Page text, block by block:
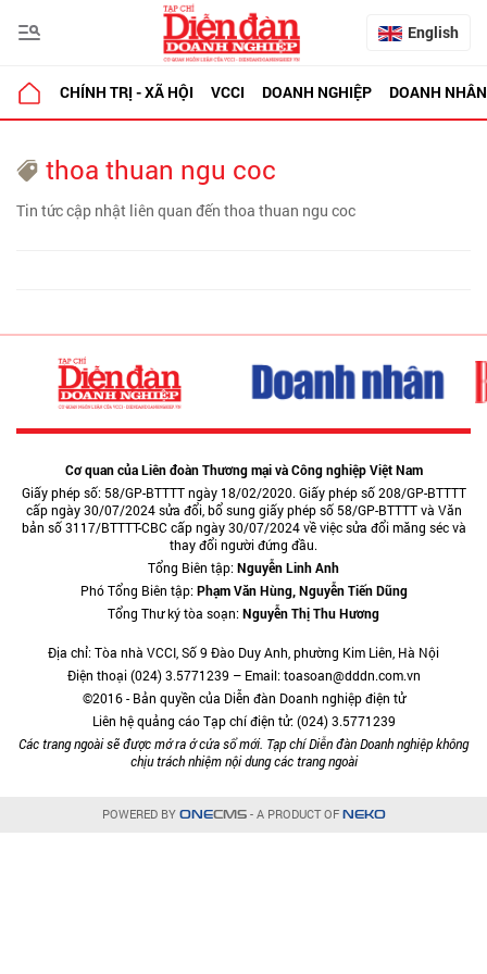
English
CHÍNH TRỊ - XÃ HỘI VCCI DOANH NGHIỆP DOANH NHÂN
thoa thuan ngu coc
Tin tức cập nhật liên quan đến thoa thuan ngu coc
Cơ quan của Liên đoàn Thương mại và Công nghiệp Việt Nam
Giấy phép số: 58/GP-BTTTT ngày 18/02/2020. Giấy phép số 208/GP-BTTTT
cấp ngày 30/07/2024 sửa đổi, bổ sung giấy phép số 58/GP-BTTTT và Văn
bản số 3117/BTTTT-CBC cấp ngày 30/07/2024 về việc sửa đổi măng séc và
thay đổi người đứng đầu.
Tổng Biên tập:Nguyễn Linh Anh
Phó Tổng Biên tập:Phạm Văn Hùng, Nguyễn Tiến Dũng
Tổng Thư ký tòa soạn:Nguyễn Thị Thu Hương
Địa chỉ: Tòa nhà VCCI, Số 9 Đào Duy Anh, phường Kim Liên, Hà Nội
Điện thoại (024) 3.5771239 – Email: toasoan@dddn.com.vn
©2016 - Bản quyền của Diễn đàn Doanh nghiệp điện tử
Liên hệ quảng cáo Tạp chí điện tử: (024) 3.5771239
Các trang ngoài sẽ được mở ra ở cửa sổ mới. Tạp chí Diễn đàn Doanh nghiệp không
chịu trách nhiệm nội dung các trang ngoài
POWERED BY ONECMS- A PRODUCT OF NEKO